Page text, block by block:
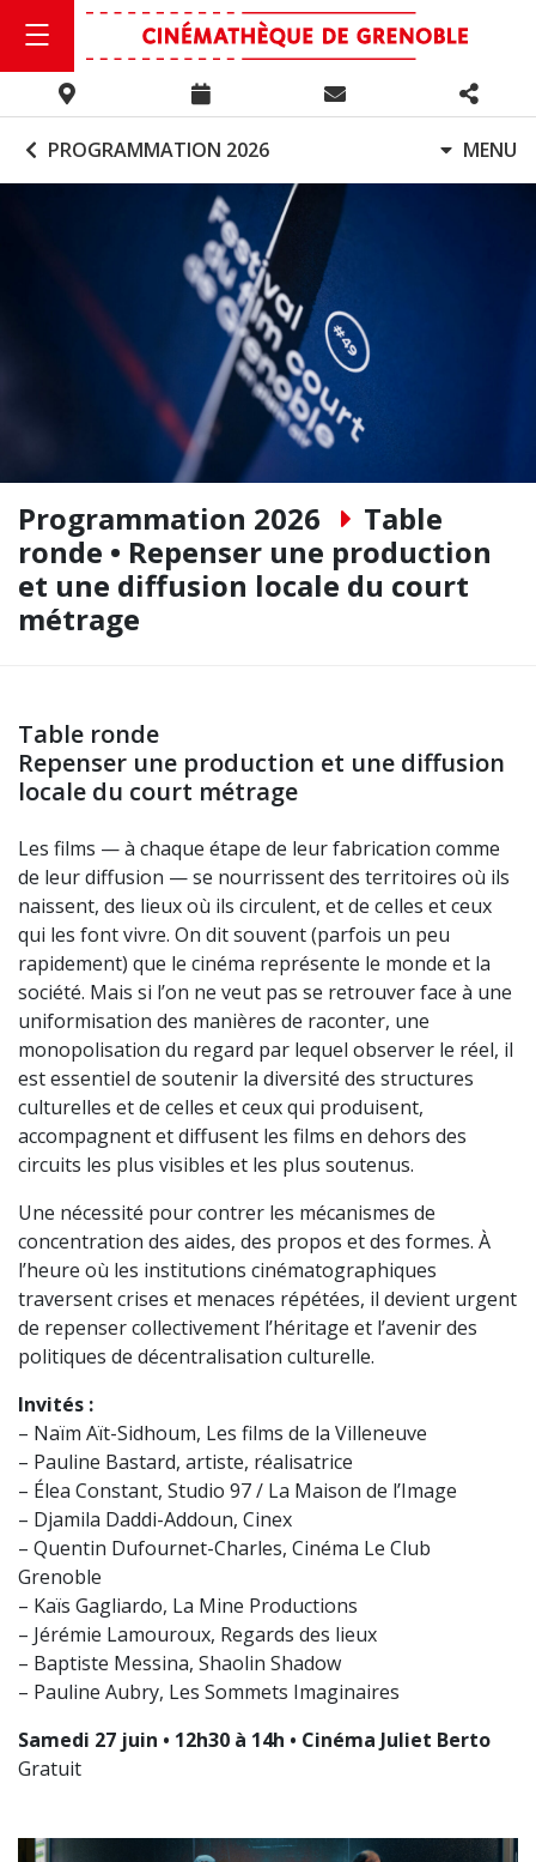
PROGRAMMATION 2026 MENU
Programmation 2026
Table
ronde • Repenser une production
et une diffusion locale du court
métrage
Table ronde
Repenser une production et une diffusion
locale du court métrage
Les films — à chaque étape de leur fabrication comme
de leur diffusion — se nourrissent des territoires où ils
naissent, des lieux où ils circulent, et de celles et ceux
qui les font vivre. On dit souvent (parfois un peu
rapidement) que le cinéma représente le monde et la
société. Mais si l’on ne veut pas se retrouver face à une
uniformisation des manières de raconter, une
monopolisation du regard par lequel observer le réel, il
est essentiel de soutenir la diversité des structures
culturelles et de celles et ceux qui produisent,
accompagnent et diffusent les films en dehors des
circuits les plus visibles et les plus soutenus.
Une nécessité pour contrer les mécanismes de
concentration des aides, des propos et des formes. À
l’heure où les institutions cinématographiques
traversent crises et menaces répétées, il devient urgent
de repenser collectivement l’héritage et l’avenir des
politiques de décentralisation culturelle.
Invités :
– Naïm Aït-Sidhoum, Les films de la Villeneuve
– Pauline Bastard, artiste, réalisatrice
– Élea Constant, Studio 97 / La Maison de l’Image
– Djamila Daddi-Addoun, Cinex
– Quentin Dufournet-Charles, Cinéma Le Club
Grenoble
– Kaïs Gagliardo, La Mine Productions
– Jérémie Lamouroux, Regards des lieux
– Baptiste Messina, Shaolin Shadow
– Pauline Aubry, Les Sommets Imaginaires
Samedi 27 juin • 12h30 à 14h • Cinéma Juliet Berto
Gratuit